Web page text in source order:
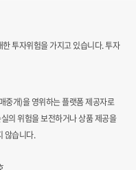
투자위험을 가지고 있습니다.투자
중개)을 영위하는 플랫폼 제공자로
의 위험을 보전하거나 상품 제공을
않습니다.